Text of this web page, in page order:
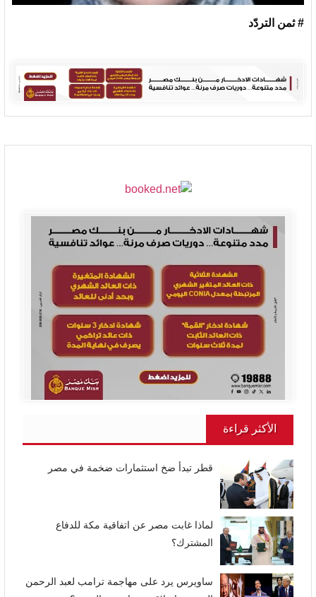
# ثمن التردّد
الأكثر قراءة
قطر تبدأ ضخ استثمارات ضخمة في مصر
لماذا غابت مصر عن اتفاقية مكة للدفاع
المشترك؟
ساويرس يرد على مهاجمة ترامب لعبد الرحمن